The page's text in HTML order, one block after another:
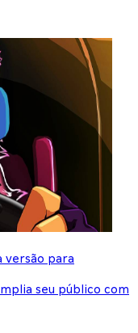
versão para
seu público com